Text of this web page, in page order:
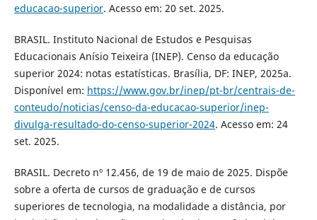
educacao-superior. Acesso em: 20 set. 2025.
BRASIL. Instituto Nacional de Estudos e Pesquisas
Educacionais Anísio Teixeira (INEP). Censo da educação
superior 2024: notas estatísticas. Brasília, DF: INEP, 2025a.
Disponível em: https://www.gov.br/inep/pt-br/centrais-de-
conteudo/noticias/censo-da-educacao-superior/inep-
divulga-resultado-do-censo-superior-2024. Acesso em: 24
set. 2025.
BRASIL. Decreto nº 12.456, de 19 de maio de 2025. Dispõe
sobre a oferta de cursos de graduação e de cursos
superiores de tecnologia, na modalidade a distância, por